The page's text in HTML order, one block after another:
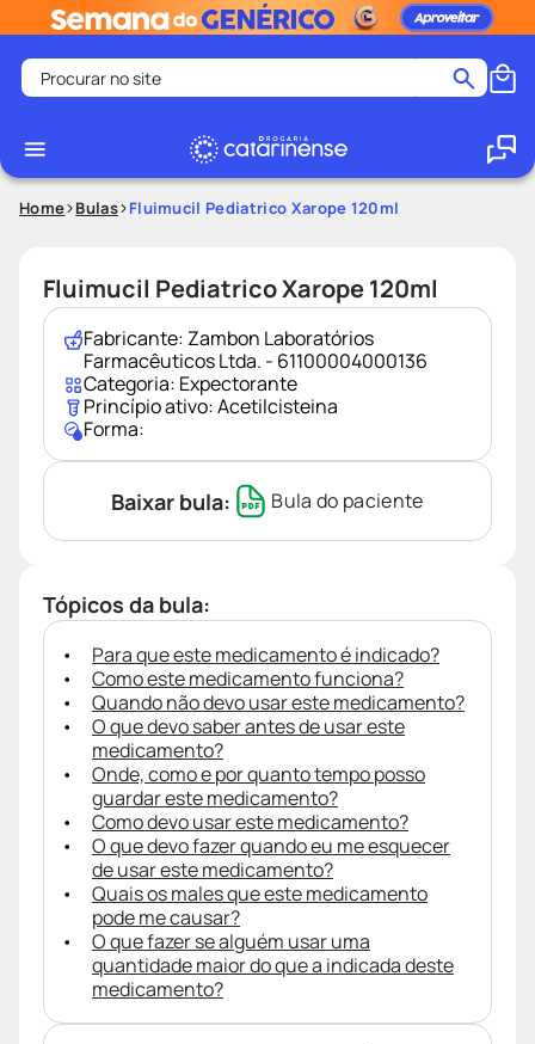
Procurar no site
1
2º
medley
4º
protetor solar facial
5º
shampoo
tadalafila
lenço umedecido
sabonete liquido
9º
desodorante
protetor solar
Home Bulas Fluimucil Pediatrico Xarope 120ml
Fluimucil Pediatrico Xarope 120ml
Fabricante: Zambon Laboratórios
Farmacêuticos Ltda. - 61100004000136
Categoria: Expectorante
Princípio ativo:Acetilcisteina
Forma:
Baixar bula: Bula do paciente
Tópicos da bula:
Para que este medicamento é indicado?
Como este medicamento funciona?
Quando não devo usar este medicamento?
O que devo saber antes de usar este
medicamento?
Onde, como e por quanto tempo posso
guardar este medicamento?
Como devo usar este medicamento?
O que devo fazer quando eu me esquecer
de usar este medicamento?
Quais os males que este medicamento
pode me causar?
O que fazer se alguém usar uma
quantidade maior do que a indicada deste
medicamento?